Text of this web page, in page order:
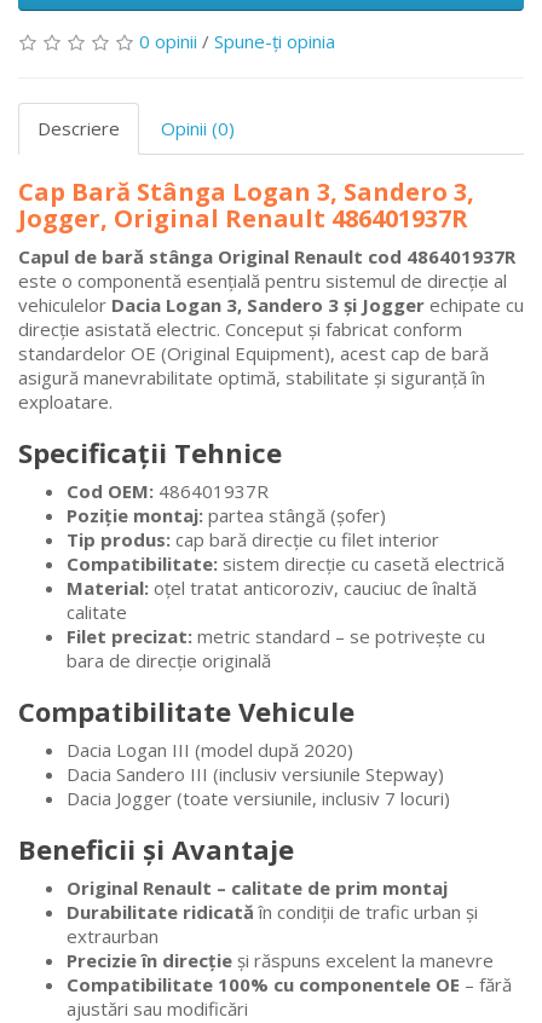
0 opinii / Spune-ţi opinia
Descriere Opinii (0)
Cap Bară Stânga Logan 3, Sandero 3,
Jogger, Original Renault 486401937R
Capul de bară stânga Original Renault cod 486401937R
este o componentă esențială pentru sistemul de direcție al
vehiculelor Dacia Logan 3, Sandero 3 și Jogger echipate cu
direcție asistată electric. Conceput și fabricat conform
standardelor OE (Original Equipment), acest cap de bară
asigură manevrabilitate optimă, stabilitate și siguranță în
exploatare.
Specificații Tehnice
Cod OEM: 486401937R
Poziție montaj: partea stângă (șofer)
Tip produs: cap bară direcție cu filet interior
Compatibilitate: sistem direcție cu casetă electrică
Material: oțel tratat anticoroziv, cauciuc de înaltă
calitate
Filet precizat: metric standard – se potrivește cu
bara de direcție originală
Compatibilitate Vehicule
Dacia Logan III (model după 2020)
Dacia Sandero III (inclusiv versiunile Stepway)
Dacia Jogger (toate versiunile, inclusiv 7 locuri)
Beneficii și Avantaje
Original Renault – calitate de prim montaj
Durabilitate ridicată în condiții de trafic urban și
extraurban
Precizie în direcție și răspuns excelent la manevre
Compatibilitate 100% cu componentele OE – fără
ajustări sau modificări